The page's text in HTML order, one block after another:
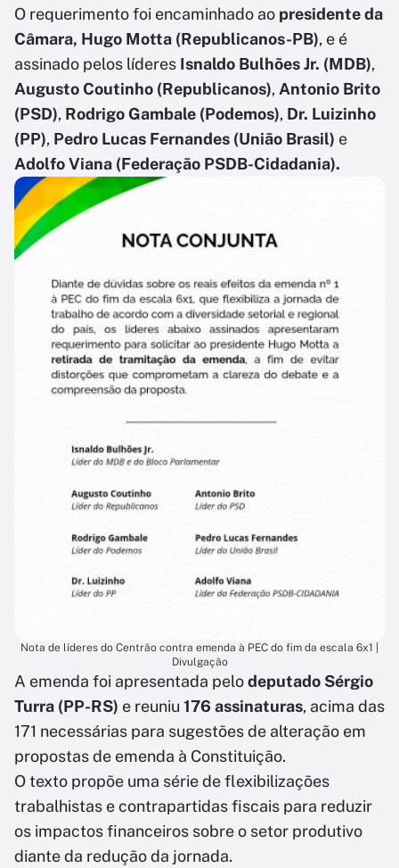
O requerimento foi encaminhado ao presidente da
Câmara, Hugo Motta (Republicanos-PB), e é
assinado pelos líderes Isnaldo Bulhões Jr. (MDB),
Augusto Coutinho (Republicanos), Antonio Brito
(PSD), Rodrigo Gambale (Podemos), Dr. Luizinho
(PP), Pedro Lucas Fernandes (União Brasil) e
Adolfo Viana (Federação PSDB-Cidadania).
Nota de líderes do Centrão contra emenda à PEC do fim da escala 6x1 |
Divulgação
A emenda foi apresentada pelodeputado Sérgio
Turra (PP-RS) e reuniu 176 assinaturas, acima das
171 necessárias para sugestões de alteração em
propostas de emenda à Constituição.
O texto propõe uma série de flexibilizações
trabalhistas e contrapartidas fiscais para reduzir
os impactos financeiros sobre o setor produtivo
diante da redução da jornada.